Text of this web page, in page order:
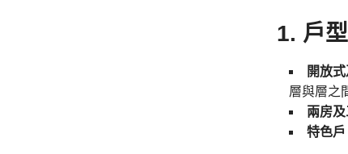
1. 戶
開放
層與層之
兩房
特色戶